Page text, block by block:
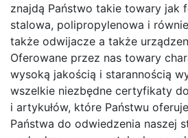
znajdą Państwo takie towary jak
stalowa, polipropylenowa i
także odwijacze a także
Oferowane przez nas towary
wysoką jakością i starannością
wszelkie niezbędne certyfikaty
i artykułów, które Państwu
Państwa do odwiedzenia naszej